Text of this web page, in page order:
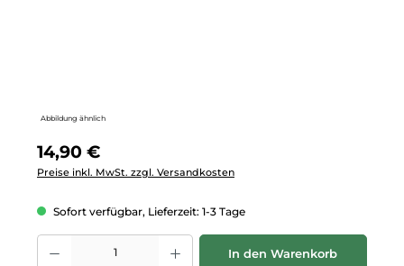
Abbildung ähnlich
Regulärer Preis:
14,90 €
Preise inkl. MwSt. zzgl. Versandkosten
Sofort verfügbar, Lieferzeit: 1-3 Tage
Produkt Anzahl: Gib den gewünschten Wert ein oder benutze die
In den Warenkorb